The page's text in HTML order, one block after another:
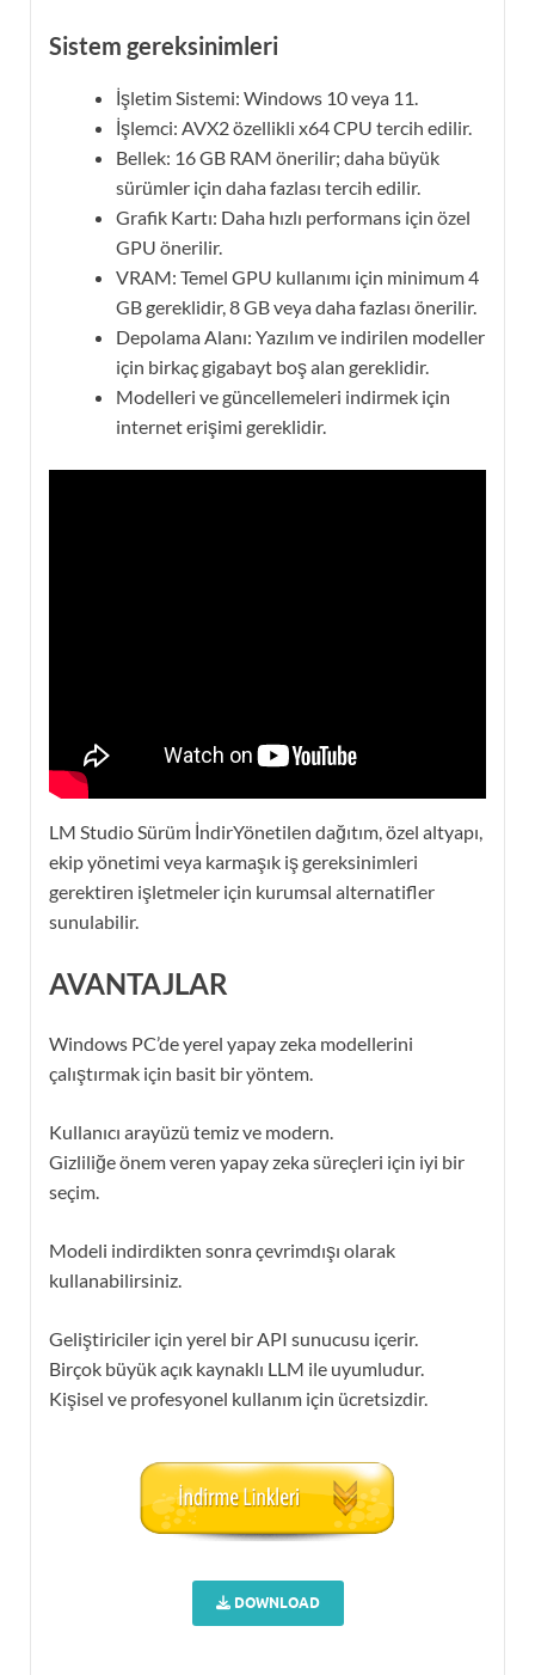
Sistem gereksinimleri
İşletim Sistemi: Windows 10 veya 11.
İşlemci: AVX2 özellikli x64 CPU tercih edilir.
Bellek: 16 GB RAM önerilir; daha büyük
sürümler için daha fazlası tercih edilir.
Grafik Kartı: Daha hızlı performans için özel
GPU önerilir.
VRAM: Temel GPU kullanımı için minimum 4
GB gereklidir, 8 GB veya daha fazlası önerilir.
Depolama Alanı: Yazılım ve indirilen modeller
için birkaç gigabayt boş alan gereklidir.
Modelleri ve güncellemeleri indirmek için
internet erişimi gereklidir.
LM Studio Sürüm İndirYönetilen dağıtım, özel altyapı,
ekip yönetimi veya karmaşık iş gereksinimleri
gerektiren işletmeler için kurumsal alternatifler
sunulabilir.
AVANTAJLAR
Windows PC’de yerel yapay zeka modellerini
çalıştırmak için basit bir yöntem.
Kullanıcı arayüzü temiz ve modern.
Gizliliğe önem veren yapay zeka süreçleri için iyi bir
seçim.
Modeli indirdikten sonra çevrimdışı olarak
kullanabilirsiniz.
Geliştiriciler için yerel bir API sunucusu içerir.
Birçok büyük açık kaynaklı LLM ile uyumludur.
Kişisel ve profesyonel kullanım için ücretsizdir.
DOWNLOAD